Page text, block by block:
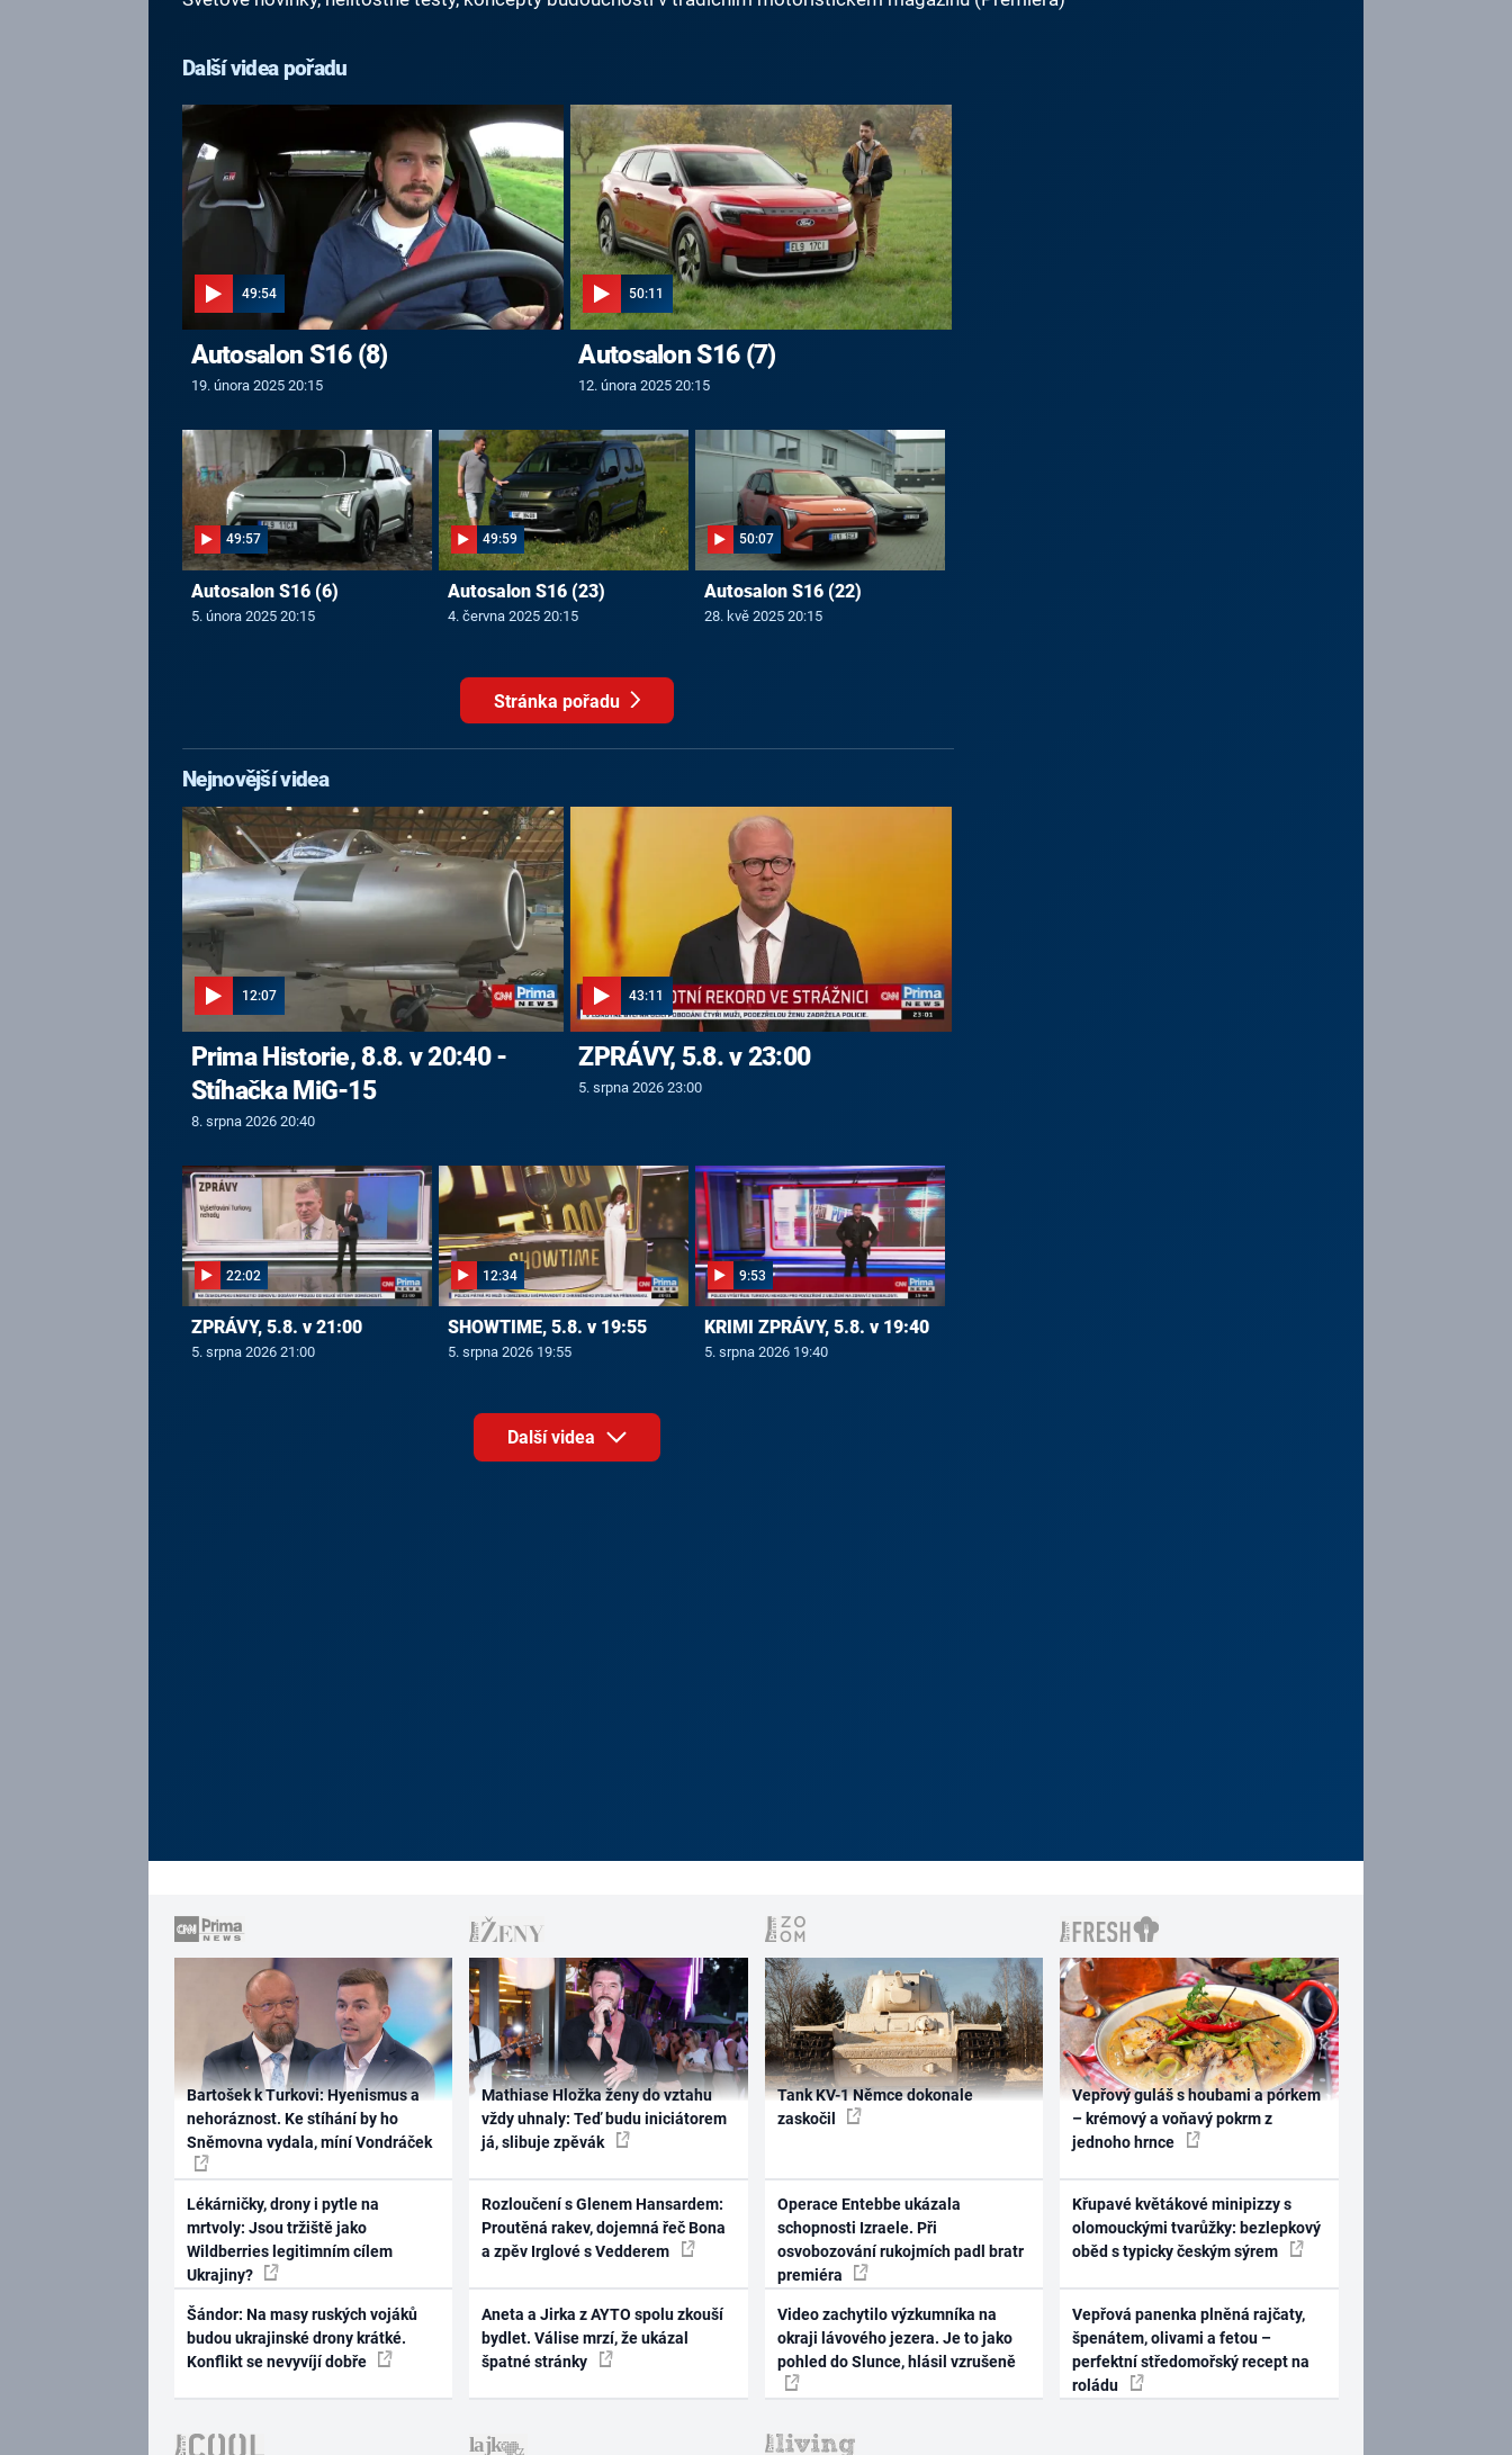
Další videa pořadu
49:54
Autosalon S16 (8)
19. února 2025 20:15
50:11
Autosalon S16 (7)
12. února 2025 20:15
49:57
Autosalon S16 (6)
5. února 2025 20:15
49:59
Autosalon S16 (23)
4. června 2025 20:15
50:07
Autosalon S16 (22)
28. kvě 2025 20:15
Stránka pořadu
Nejnovější videa
12:07
Prima Historie, 8.8. v 20:40 -
Stíhačka MiG-15
8. srpna 2026 20:40
43:11
ZPRÁVY, 5.8. v 23:00
5. srpna 2026 23:00
22:02
ZPRÁVY, 5.8. v 21:00
5. srpna 2026 21:00
12:34
SHOWTIME, 5.8. v 19:55
5. srpna 2026 19:55
9:53
KRIMI ZPRÁVY, 5.8. v 19:40
5. srpna 2026 19:40
Další videa
Bartošek k Turkovi: Hyenismus a
nehoráznost. Ke stíhání by ho
Sněmovna vydala, míní Vondráček
Lékárničky, drony i pytle na
mrtvoly: Jsou tržiště jako
Wildberries legitimním cílem
Ukrajiny?
Šándor: Na masy ruských vojáků
budou ukrajinské drony krátké.
Konflikt se nevyvíjí dobře
Mathiase Hložka ženy do vztahu
vždy uhnaly: Teď budu iniciátorem
já, slibuje zpěvák
Rozloučení s Glenem Hansardem:
Proutěná rakev, dojemná řeč Bona
a zpěv Irglové s Vedderem
Aneta a Jirka z AYTO spolu zkouší
bydlet. Válise mrzí, že ukázal
špatné stránky
Tank KV-1 Němce dokonale
zaskočil
Operace Entebbe ukázala
schopnosti Izraele. Při
osvobozování rukojmích padl bratr
premiéra
Video zachytilo výzkumníka na
okraji lávového jezera. Je to jako
pohled do Slunce, hlásil vzrušeně
Vepřový guláš s houbami a pórkem
– krémový a voňavý pokrm z
jednoho hrnce
Křupavé květákové minipizzy s
olomouckými tvarůžky: bezlepkový
oběd s typicky českým sýrem
Vepřová panenka plněná rajčaty,
špenátem, olivami a fetou –
perfektní středomořský recept na
roládu